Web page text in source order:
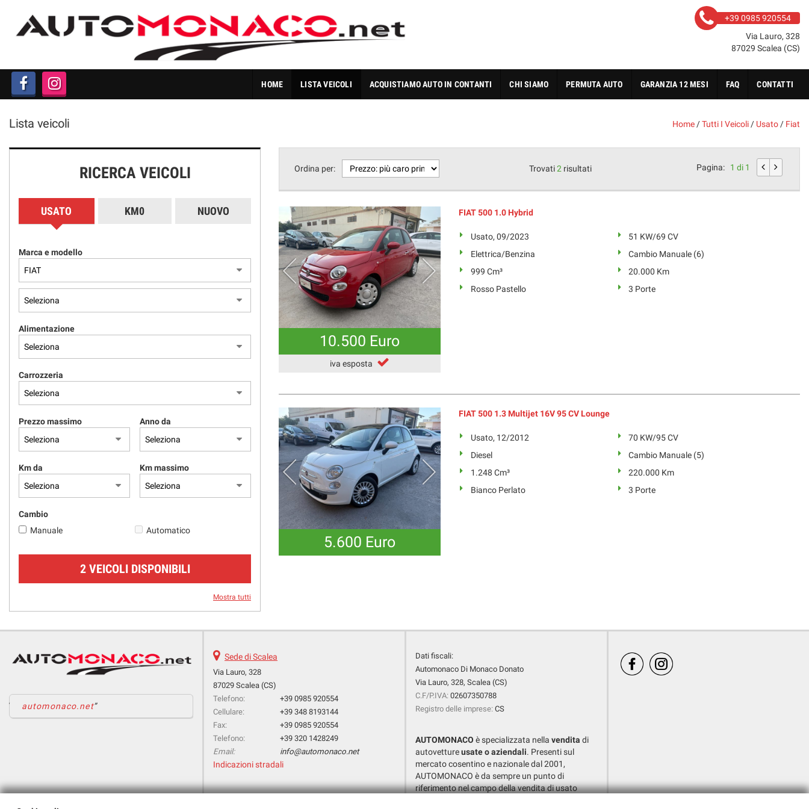
HOME
ACQUISTIAMO AUTO IN
CONTANTI
GARANZIA 12 MESI
+39 0985 920554
Via Lauro, 328
87029 Scalea (CS)
HOME LISTA VEICOLI ACQUISTIAMO AUTO IN CONTANTI CHI SIAMO PERMUTA AUTO GARANZIA 12 MESI FAQ CONTATTI
Lista veicoli Home /Tutti I Veicoli / Usato / Fiat
RICERCA VEICOLI
USATO KM0 NUOVO
Marca e modello
Alimentazione
Carrozzeria
Prezzo massimo Anno da
Km da Km massimo
Cambio
Manuale
Automatico
2 VEICOLI DISPONIBILI
Mostra tutti
Ordina per: Trovati2 risultati Pagina: 1 di 1
10.500 Euro
iva esposta
FIAT 500 1.0 Hybrid
Usato, 09/2023
51 KW/69 CV
Elettrica/Benzina
Cambio Manuale (6)
999 Cm³
20.000 Km
Rosso Pastello
3 Porte
5.600 Euro
FIAT 500 1.3 Multijet 16V 95 CV Lounge
Usato, 12/2012
70 KW/95 CV
Diesel
Cambio Manuale (5)
1.248 Cm³
220.000 Km
Bianco Perlato
3 Porte
automonaco.net
Sede di Scalea
Via Lauro, 328
87029 Scalea (CS)
Telefono:
+39 0985 920554
Cellulare:
+39 348 8193144
Fax:
+39 0985 920554
Telefono:
+39 320 1428249
Email:
info@automonaco.net
Indicazioni stradali
Dati fiscali:
Automonaco Di Monaco Donato
Via Lauro, 328, Scalea (CS)
C.F/P.IVA: 02607350788
Registro delle imprese: CS
AUTOMONACO è specializzata nella vendita di
autovettureusate o aziendali. Presenti sul
mercato cosentino e nazionale dal 2001,
AUTOMONACO è da sempre un punto di
riferimento nel campo della vendita di usato